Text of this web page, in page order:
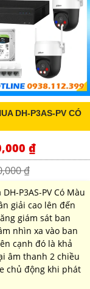
DH-P3AS-PV CÓ
₫
₫
P3AS-PV Có Màu
giải cao lên đến
giám sát ban
nhìn xa vào ban
cạnh đó là khả
âm thanh 2 chiều
chủ động khi phát